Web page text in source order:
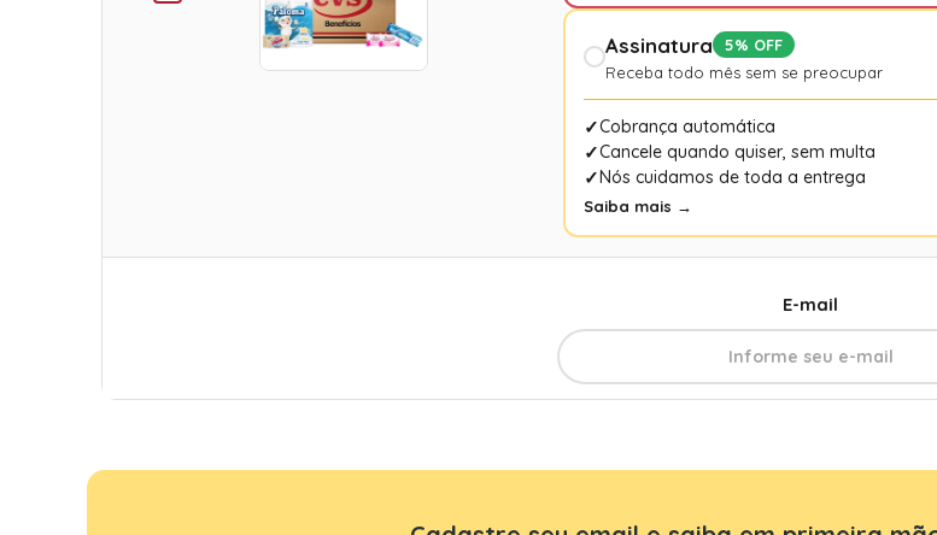
Assinatura
5% OFF
Receba todo mês sem se preocupar
Cobrança automática
Cancele quando quiser, sem multa
Nós cuidamos de toda a entrega
Saiba mais →
E-mail